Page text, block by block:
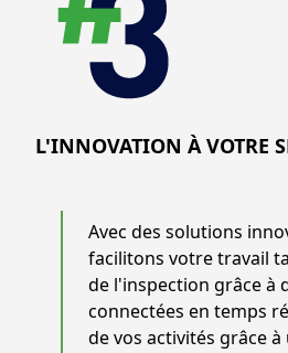
L'INNOVATION À VOTRE
Avec des solutions
facilitons votre travail
de l'inspection grâce à
connectées en temps
de vos activités grâce